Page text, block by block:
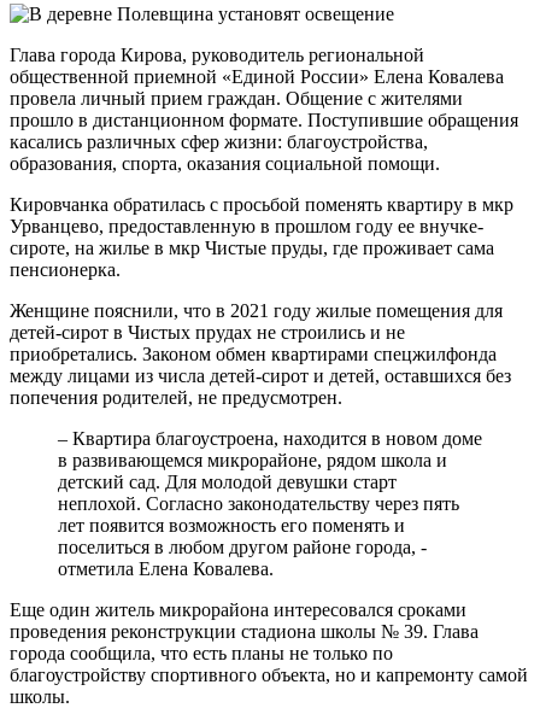
Глава города Кирова, руководитель региональной
общественной приемной «Единой России» Елена Ковалева
провела личный прием граждан. Общение с жителями
прошло в дистанционном формате. Поступившие обращения
касались различных сфер жизни: благоустройства,
образования, спорта, оказания социальной помощи.
Кировчанка обратилась с просьбой поменять квартиру в мкр
Урванцево, предоставленную в прошлом году ее внучке-
сироте, на жилье в мкр Чистые пруды, где проживает сама
пенсионерка.
Женщине пояснили, что в 2021 году жилые помещения для
детей-сирот в Чистых прудах не строились и не
приобретались. Законом обмен квартирами спецжилфонда
между лицами из числа детей-сирот и детей, оставшихся без
попечения родителей, не предусмотрен.
– Квартира благоустроена, находится в новом доме
в развивающемся микрорайоне, рядом школа и
детский сад. Для молодой девушки старт
неплохой. Согласно законодательству через пять
лет появится возможность его поменять и
поселиться в любом другом районе города, -
отметила Елена Ковалева.
Еще один житель микрорайона интересовался сроками
проведения реконструкции стадиона школы № 39. Глава
города сообщила, что есть планы не только по
благоустройству спортивного объекта, но и капремонту самой
школы.